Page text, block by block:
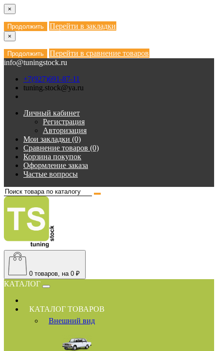
×
Продолжить Перейти в закладки
×
Продолжить
Перейти в сравнение товаров
info@tuningstock.ru
+7(927)691-87-11
tuning.stock@ya.ru
Личный кабинет
Регистрация
Авторизация
Мои закладки (0)
Сравнение товаров (0)
Корзина покупок
Оформление заказа
Частые вопросы
0 товаров, на 0 ₽
КАТАЛОГ
КАТАЛОГ ТОВАРОВ
Внешний вид